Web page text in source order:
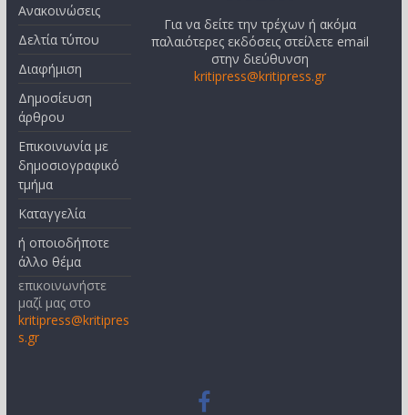
Ανακοινώσεις
Δελτία τύπου
Διαφήμιση
Δημοσίευση
άρθρου
Επικοινωνία με
δημοσιογραφικό
τμήμα
Καταγγελία
ή οποιοδήποτε
άλλο θέμα
επικοινωνήστε
μαζί μας στο
kritipress@kritipres
s.gr
Για να δείτε την τρέχων ή ακόμα
παλαιότερες εκδόσεις στείλετε email
στην διεύθυνση
kritipress@kritipress.gr